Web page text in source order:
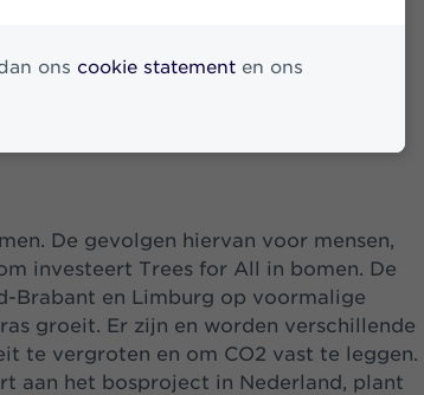
ons cookie statement en ons
bij Trees for All. Samen met
geplant in Het Groene Woud. Het
het hart van Noord-Brabant waar je
dit bos willen we bijdragen aan een
De gevolgen hiervan voor mensen,
investeert Trees for All in bomen. De
Brabant en Limburg op voormalige
groeit. Er zijn en worden verschillende
te vergroten en om CO2 vast te leggen.
aan het bosproject in Nederland, plant